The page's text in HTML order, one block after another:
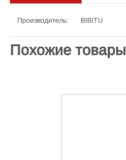
Производитель: BIBITU
Похожие товары